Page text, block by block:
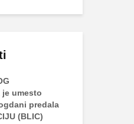
je umesto
predala
(BLIC)